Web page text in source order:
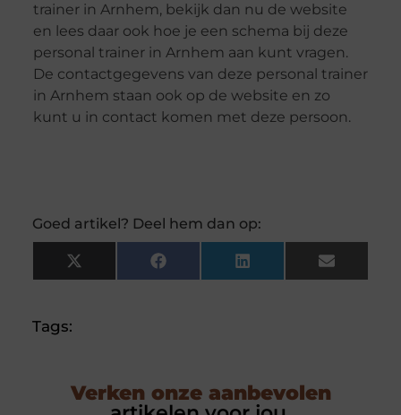
trainer in Arnhem, bekijk dan nu de website
en lees daar ook hoe je een schema bij deze
personal trainer in Arnhem aan kunt vragen.
De contactgegevens van deze personal trainer
in Arnhem staan ook op de website en zo
kunt u in contact komen met deze persoon.
Goed artikel? Deel hem dan op:
X
(Twitter)
Facebook LinkedIn Email
Tags:
Verken onze aanbevolen